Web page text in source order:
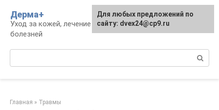
контенту
Дерма+
Уход за кожей, лечение дерматологических
болезней
Главная » Травмы
Для любых предложений по
сайту: dvex24@cp9.ru